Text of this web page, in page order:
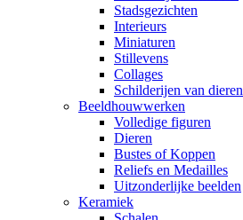
Stadsgezichten
Interieurs
Miniaturen
Stillevens
Collages
Schilderijen van dieren
Beeldhouwwerken
Volledige figuren
Dieren
Bustes of Koppen
Reliefs en Medailles
Uitzonderlijke beelden
Keramiek